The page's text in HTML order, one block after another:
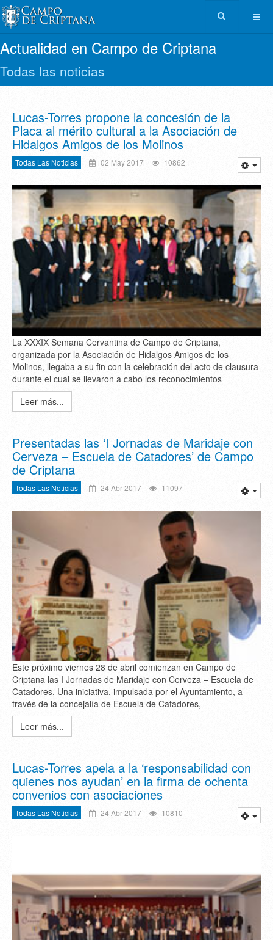
Actualidad en Campo de Criptana
Todas las noticias
Lucas-Torres propone la concesión de la
Placa al mérito cultural a la Asociación de
Hidalgos Amigos de los Molinos
Todas Las Noticias 02 May 2017 10862
La XXXIX Semana Cervantina de Campo de Criptana,
organizada por la Asociación de Hidalgos Amigos de los
Molinos, llegaba a su fin con la celebración del acto de clausura
durante el cual se llevaron a cabo los reconocimientos
Leer más...
Presentadas las ‘I Jornadas de Maridaje con
Cerveza – Escuela de Catadores’ de Campo
de Criptana
Todas Las Noticias 24 Abr 2017 11097
Este próximo viernes 28 de abril comienzan en Campo de
Criptana las I Jornadas de Maridaje con Cerveza – Escuela de
Catadores. Una iniciativa, impulsada por el Ayuntamiento, a
través de la concejalía de Escuela de Catadores,
Leer más...
Lucas-Torres apela a la ‘responsabilidad con
quienes nos ayudan’ en la firma de ochenta
convenios con asociaciones
Todas Las Noticias 24 Abr 2017 10810